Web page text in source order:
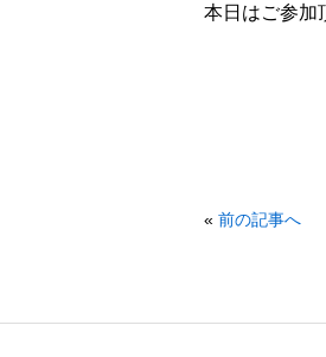
本日はご参加
« 前の記事へ